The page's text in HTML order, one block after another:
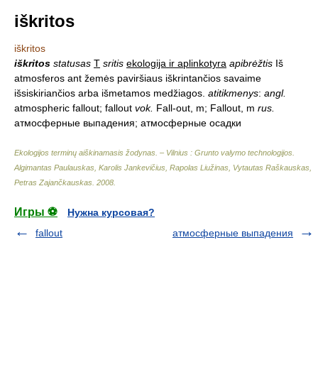
iškritos
iškritos
iškritos statusas T sritis ekologija ir aplinkotyra apibrėžtis Iš
atmosferos ant žemės paviršiaus iškrintančios savaime
išsiskiriančios arba išmetamos medžiagos. atitikmenys: angl.
atmospheric fallout; fallout vok. Fall-out, m; Fallout, m rus.
атмосферные выпадения; атмосферные осадки
Ekologijos terminų aiškinamasis žodynas. – Vilnius : Grunto valymo technologijos
Algimantas Paulauskas, Karolis Jankevičius, Rapolas Liužinas, Vytautas Raškauskas,
Petras Zajančkauskas 2008
Игры ⚽
Нужна курсовая?
fallout
атмосферные выпадения